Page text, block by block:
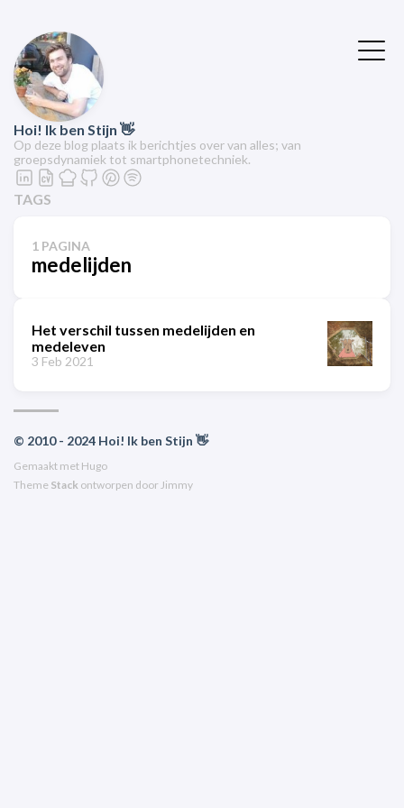
Hoi! Ik ben Stijn 👋
Op deze blog plaats ik berichtjes over van alles; van
groepsdynamiek tot smartphonetechniek.
TAGS
1 PAGINA
medelijden
Het verschil tussen medelijden en
medeleven
3 Feb 2021
© 2010 - 2024 Hoi! Ik ben Stijn 👋
Gemaakt met Hugo
Theme Stack ontworpen doorJimmy